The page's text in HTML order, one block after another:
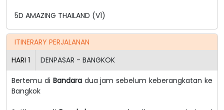
5D AMAZING THAILAND (V1)
ITINERARY PERJALANAN
HARI 1 DENPASAR - BANGKOK
Bertemu di Bandaradua jam sebelum keberangkatan ke
Bangkok